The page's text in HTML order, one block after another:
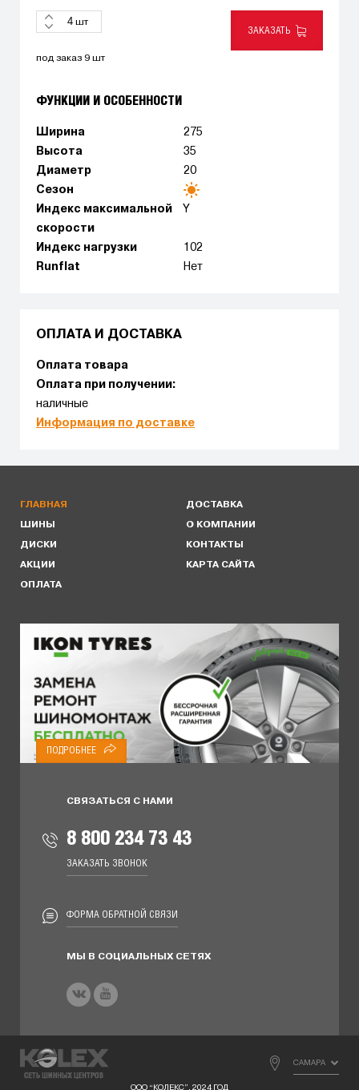
шт
ЗАКАЗАТЬ
под заказ 9 шт
ФУНКЦИИ И ОСОБЕННОСТИ
Ширина
275
Высота
35
Диаметр
20
Сезон
Индекс максимальной
скорости
Y
Индекс нагрузки
102
Runflat
Нет
ОПЛАТА И ДОСТАВКА
Оплата товара
Оплата при получении:
наличные
Информация по доставке
ГЛАВНАЯ
ШИНЫ
ДИСКИ
АКЦИИ
ОПЛАТА
ДОСТАВКА
О КОМПАНИИ
КОНТАКТЫ
КАРТА САЙТА
ПОДРОБНЕЕ
СВЯЗАТЬСЯ С НАМИ
8 800 234 73 43
ЗАКАЗАТЬ ЗВОНОК
ФОРМА ОБРАТНОЙ СВЯЗИ
МЫ В СОЦИАЛЬНЫХ СЕТЯХ
САМАРА
ООО “КОЛЕКС”, 2024 ГОД